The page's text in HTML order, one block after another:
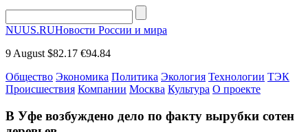
NUUS.RUНовости России и мира
9 August $82.17 €94.84
Общество Экономика Политика Экология Технологии ТЭК
Происшествия Компании Москва Культура О проекте
В Уфе возбуждено дело по факту вырубки сотен